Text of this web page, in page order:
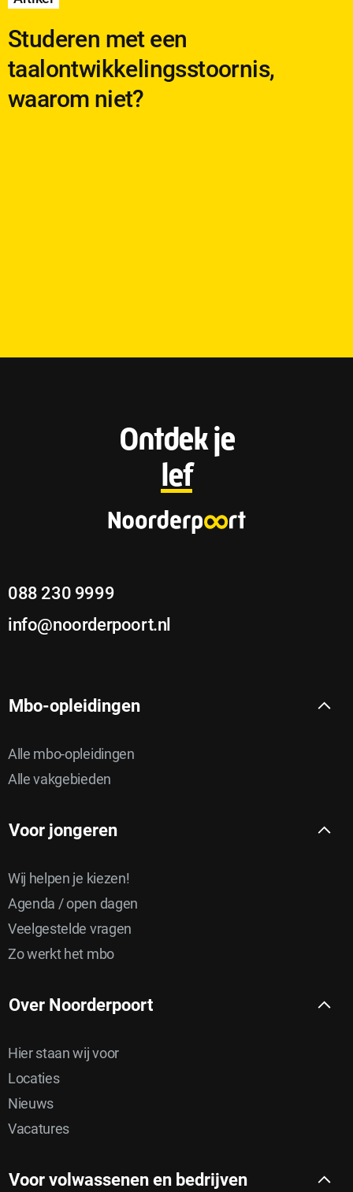
Studeren met een
taalontwikkelingsstoornis,
waarom niet?
F
o
o
Ontdek je
lef
088 230 9999
info@noorderpoort.nl
Mbo-opleidingen
Alle mbo-opleidingen
Alle vakgebieden
Voor jongeren
Wij helpen je kiezen!
Agenda / open dagen
Veelgestelde vragen
Zo werkt het mbo
Over Noorderpoort
Hier staan wij voor
Locaties
Nieuws
Vacatures
Voor volwassenen en bedrijven